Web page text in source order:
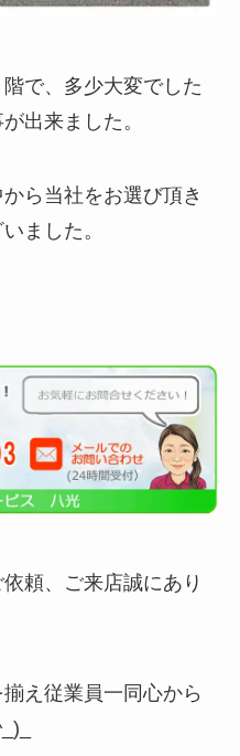
で、多少大変でした
出来ました。
ら当社をお選び頂き
ました。
頼、ご来店誠にあり
え従業員一同心から